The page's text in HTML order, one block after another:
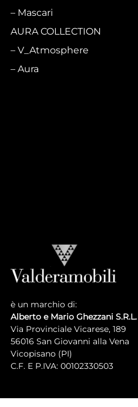
Mascari
AURA COLLECTION
V_Atmosphere
Aura
è un marchio di:
Alberto e Mario Ghezzani S.R.L.
Via Provinciale Vicarese, 189
56016 San Giovanni alla Vena
Vicopisano (PI)
C.F. E P.IVA: 00102330503